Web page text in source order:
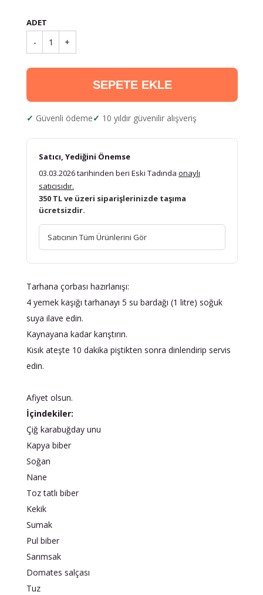
ADET
- 1 +
SEPETE EKLE
Güvenli ödeme 10 yıldır güvenilir alışveriş
Satıcı, Yediğini Önemse
03.03.2026 tarihinden beri Eski Tadında onaylı
satıcısıdır.
350 TL ve üzeri siparişlerinizde taşıma
ücretsizdir.
Satıcının Tüm Ürünlerini Gör
Tarhana çorbası hazırlanışı:
4 yemek kaşığı tarhanayı 5 su bardağı (1 litre) soğuk
suya ilave edin.
Kaynayana kadar karıştırın.
Kısık ateşte 10 dakika piştikten sonra dinlendirip servis
edin.
Afiyet olsun.
İçindekiler:
Çiğ karabuğday unu
Kapya biber
Soğan
Nane
Toz tatlı biber
Kekik
Sumak
Pul biber
Sarımsak
Domates salçası
Tuz